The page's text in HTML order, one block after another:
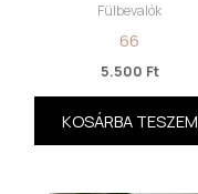
Fülbevalók
66
5.500 Ft
KOSÁRBA TESZEM